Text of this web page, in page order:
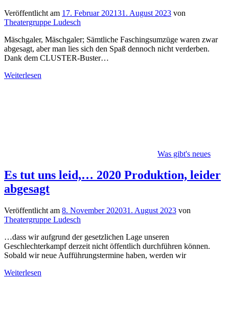
Veröffentlicht am 17. Februar 202131. August 2023 von
Theatergruppe Ludesch
Mäschgaler, Mäschgaler; Sämtliche Faschingsumzüge waren zwar
abgesagt, aber man lies sich den Spaß dennoch nicht verderben.
Dank dem CLUSTER-Buster…
Weiterlesen
Was gibt's neues
Es tut uns leid,… 2020 Produktion, leider
abgesagt
Veröffentlicht am 8. November 202031. August 2023 von
Theatergruppe Ludesch
…dass wir aufgrund der gesetzlichen Lage unseren
Geschlechterkampf derzeit nicht öffentlich durchführen können.
Sobald wir neue Aufführungstermine haben, werden wir
Weiterlesen